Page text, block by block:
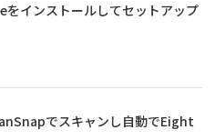
インストールしてセットアップ
でスキャンし自動でEight